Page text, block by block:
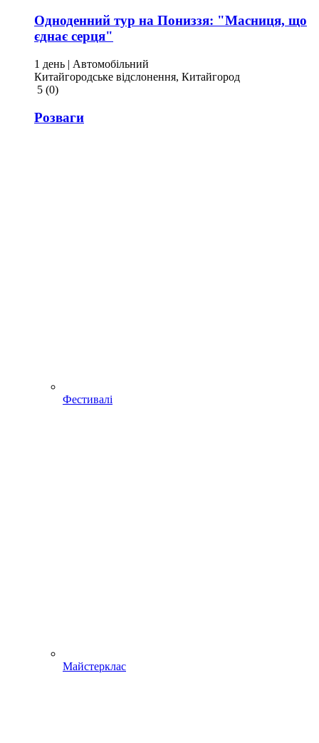
Одноденний тур на Пониззя: "Масниця, що
єднає серця"
1 день | Автомобільний
Китайгородське відслонення, Китайгород
5 (0)
Розваги
Фестивалі
Майстерклас